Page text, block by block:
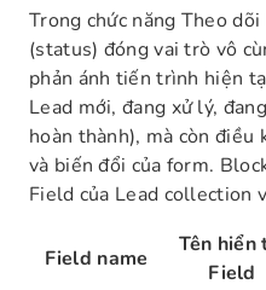
Trong chức năng Theo
(status) đóng vai trò vô
phản ánh tiến trình hiện
Lead mới, đang xử lý,
hoàn thành), mà còn
và biến đổi của form.
Field của Lead collection
Field name
Tên hiển
Field